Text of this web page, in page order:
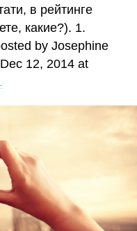
в рейтинге
какие?). 1.
by Josephine
12, 2014 at